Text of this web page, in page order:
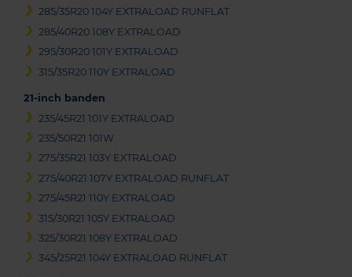
285/35R20 104Y EXTRALOAD RUNFLAT
285/40R20 108Y EXTRALOAD
295/30R20 101Y EXTRALOAD
315/35R20 110Y EXTRALOAD
21-inch banden
235/45R21 101Y EXTRALOAD
235/50R21 101W
275/35R21 103Y EXTRALOAD
275/40R21 107Y EXTRALOAD RUNFLAT
275/45R21 110Y EXTRALOAD
315/30R21 105Y EXTRALOAD
325/30R21 108Y EXTRALOAD
345/25R21 104Y EXTRALOAD RUNFLAT